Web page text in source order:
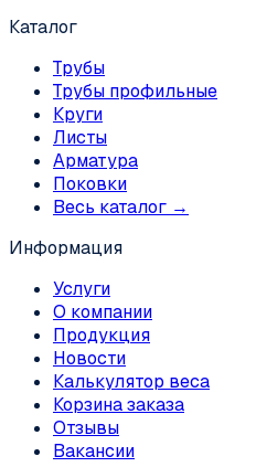
Каталог
Трубы
Трубы профильные
Круги
Листы
Арматура
Поковки
Весь каталог →
Информация
Услуги
О компании
Продукция
Новости
Калькулятор веса
Корзина заказа
Отзывы
Вакансии